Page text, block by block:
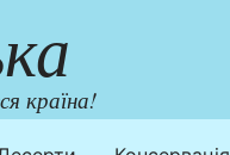
країна!